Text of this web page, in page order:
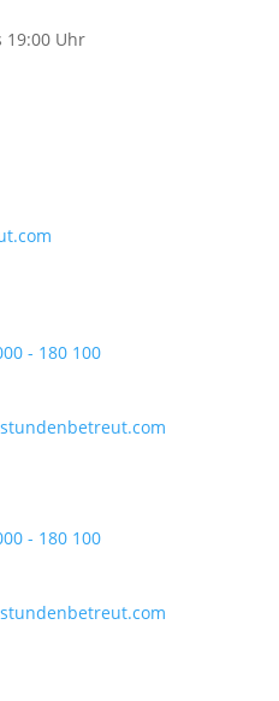
19:00 Uhr
- 180 100
- 180 100